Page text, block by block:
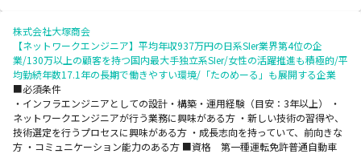
株式会社大塚商会
【ネットワークエンジニア】平均年収937万円の日系SIer業界第4位の企
業/130万以上の顧客を持つ国内最大手独立系SIer/女性の活躍推進も積極的/平
均勤続年数17.1年の長期で働きやすい環境/「たのめーる」も展開する企業
■必須条件
・インフラエンジニアとしての設計・構築・運用経験（目安：3年以上） ・
ネットワークエンジニアが行う業務に興味がある方 ・新しい技術の習得や、
技術選定を行うプロセスに興味がある方 ・成長志向を持っていて、前向きな
方 ・コミュニケーション能力のある方 ■資格 第一種運転免許普通自動車